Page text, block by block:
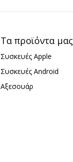
ΤΎΠΟΣ ΜΝΉΜΗΣ
USB Stick
Τα προϊόντα μας
Συσκευές Apple
Συσκευές Android
Αξεσουάρ